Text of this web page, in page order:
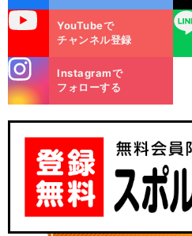
YouTubeで
チャンネル登録
LINE
m
Instagramで
フォローする